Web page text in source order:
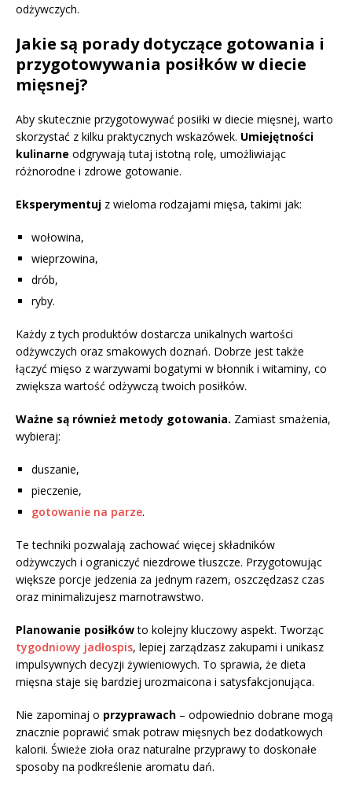
odżywczych.
Jakie są porady dotyczące gotowania i
przygotowywania posiłków w diecie
mięsnej?
Aby skutecznie przygotowywać posiłki w diecie mięsnej, warto
skorzystać z kilku praktycznych wskazówek. Umiejętności
kulinarne odgrywają tutaj istotną rolę, umożliwiając
różnorodne i zdrowe gotowanie.
Eksperymentuj z wieloma rodzajami mięsa, takimi jak:
wołowina,
wieprzowina,
drób,
ryby.
Każdy z tych produktów dostarcza unikalnych wartości
odżywczych oraz smakowych doznań. Dobrze jest także
łączyć mięso z warzywami bogatymi w błonnik i witaminy, co
zwiększa wartość odżywczą twoich posiłków.
Ważne są również metody gotowania. Zamiast smażenia,
wybieraj:
duszanie,
pieczenie,
gotowanie na parze.
Te techniki pozwalają zachować więcej składników
odżywczych i ograniczyć niezdrowe tłuszcze. Przygotowując
większe porcje jedzenia za jednym razem, oszczędzasz czas
oraz minimalizujesz marnotrawstwo.
Planowanie posiłkówto kolejny kluczowy aspekt. Tworząc
tygodniowy jadłospis, lepiej zarządzasz zakupami i unikasz
impulsywnych decyzji żywieniowych. To sprawia, że dieta
mięsna staje się bardziej urozmaicona i satysfakcjonująca.
Nie zapominaj o przyprawach – odpowiednio dobrane mogą
znacznie poprawić smak potraw mięsnych bez dodatkowych
kalorii. Świeże zioła oraz naturalne przyprawy to doskonałe
sposoby na podkreślenie aromatu dań.